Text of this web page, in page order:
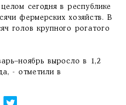
сегодня в республике
фермерских хозяйств. В
голов крупного рогатого
выросло в 1,2
- отметили в